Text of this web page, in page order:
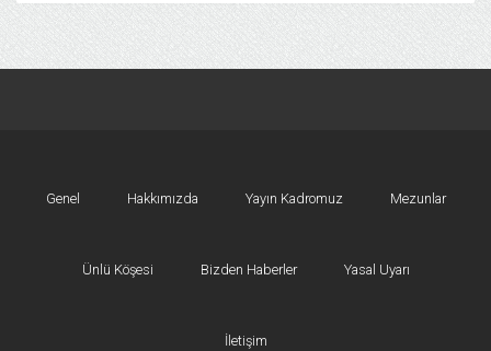
Genel Hakkımızda Yayın Kadromuz Mezunlar
Ünlü Köşesi Bizden Haberler Yasal Uyarı
İletişim